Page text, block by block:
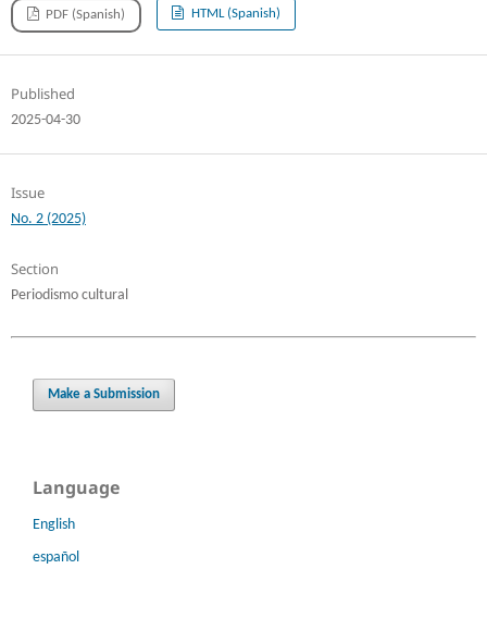
PDF (Spanish) HTML (Spanish)
Published
2025-04-30
Issue
No. 2 (2025)
Section
Periodismo cultural
Make a Submission
Language
English
español